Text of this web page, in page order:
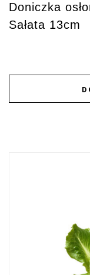
Doniczka
Sałata 13cm